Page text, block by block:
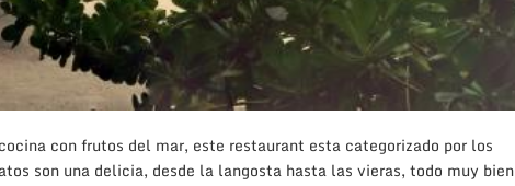
con frutos del mar, este restaurant esta categorizado por los
son una delicia, desde la langosta hasta las vieras, todo muy bien